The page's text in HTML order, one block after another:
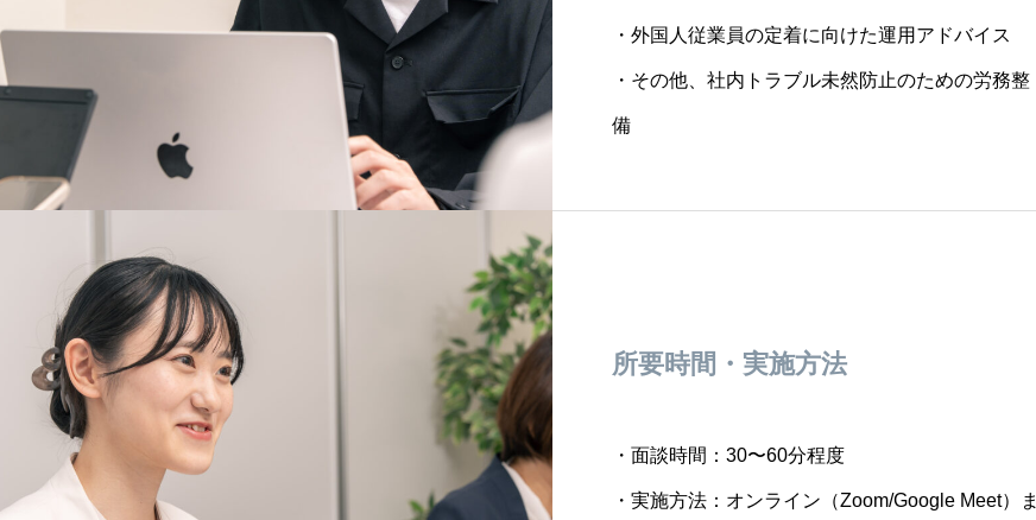
・外国人従業員の定着に向けた運用アドバイス
・その他、社内トラブル未然防止のための労務整
備
所要時間・実施方法
・面談時間：30〜60分程度
・実施方法：オンライン（Zoom/Google Meet）ま